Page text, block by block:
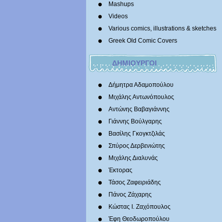
Mashups
Videos
Various comics, illustrations & sketches
Greek Old Comic Covers
ΔΗΜΙΟΥΡΓΟΙ
Δήμητρα Αδαμοπούλου
Μιχάλης Αντωνόπουλος
Αντώνης Βαβαγιάννης
Γιάννης Βούλγαρης
Βασίλης Γκογκτζιλάς
Σπύρος Δερβενιώτης
Mιχάλης Διαλυνάς
Έκτορας
Τάσος Ζαφειριάδης
Πάνος Ζάχαρης
Κώστας Ι. Ζαχόπουλoς
Έφη Θεοδωροπούλου